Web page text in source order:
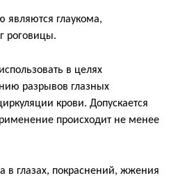
глаукома,
роговицы.
в целях
разрывов глазных
крови. Допускается
происходит не менее
глазах, покраснений, жжения